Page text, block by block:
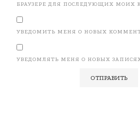
БРАУЗЕРЕ ДЛЯ ПОСЛЕДУЮЩИХ МОИХ
УВЕДОМИТЬ МЕНЯ О НОВЫХ
УВЕДОМЛЯТЬ МЕНЯ О НОВЫХ